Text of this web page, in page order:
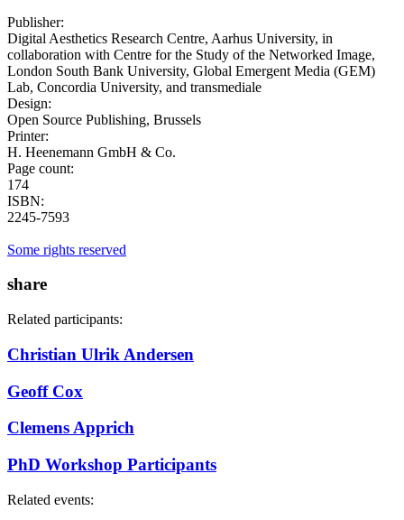
Publisher:
Digital Aesthetics Research Centre, Aarhus University, in
collaboration with Centre for the Study of the Networked Image,
London South Bank University, Global Emergent Media (GEM)
Lab, Concordia University, and transmediale
Design:
Open Source Publishing, Brussels
Printer:
H. Heenemann GmbH & Co.
Page count:
174
ISBN:
2245-7593
Some rights reserved
share
Related participants:
Christian Ulrik Andersen
Geoff Cox
Clemens Apprich
PhD Workshop Participants
Related events: